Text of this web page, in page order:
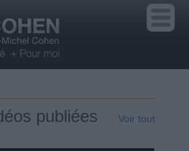
publiées Voir tout